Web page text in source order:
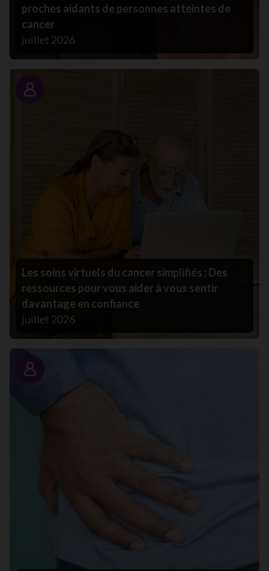
proches aidants de personnes atteintes de
cancer
juillet 2026
Portrait
Les soins virtuels du cancer simplifiés : Des
ressources pour vous aider à vous sentir
davantage en confiance
juillet 2026
Portrait